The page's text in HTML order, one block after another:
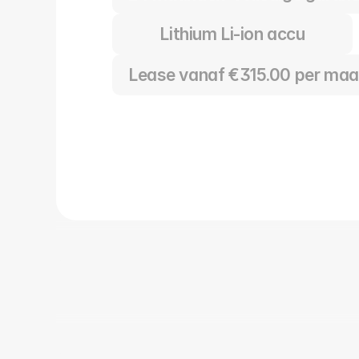
Lithium Li-ion accu
Lease vanaf €315.00 per